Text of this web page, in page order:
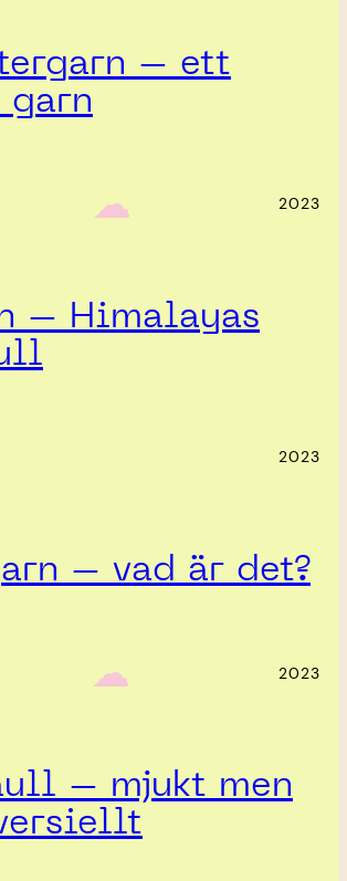
– ett
‎ ‎‎ ☁︎‎‎ 2023
– Himalayas
2023
– vad är det?
‎ ‎‎ ☁︎‎‎ 2023
– mjukt men